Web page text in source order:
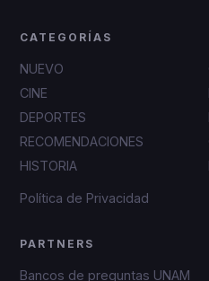
CATEGORÍAS
NUEVO
CINE
DEPORTES
RECOMENDACIONES
HISTORIA
Política de Privacidad
PARTNERS
Bancos de preguntas UNAM